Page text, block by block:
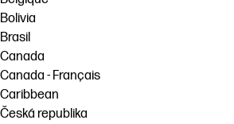
Bolivia
Brasil
Canada
Canada - Français
Caribbean
Česká republika